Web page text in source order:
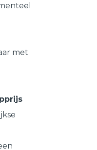
met